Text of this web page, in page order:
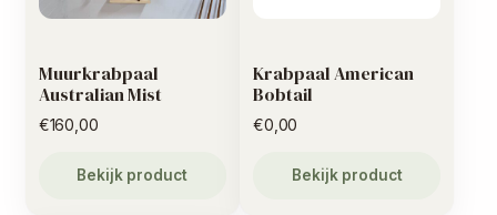
Muurkrabpaal
Australian Mist
€160,00
Bekijk product
Krabpaal American
Bobtail
€0,00
Bekijk product